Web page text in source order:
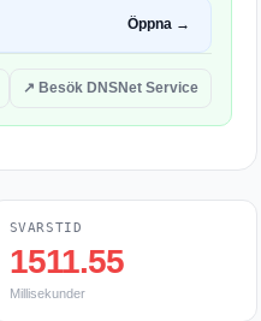
Öppna →
↗ Besök DNSNet Service
SVARSTID
1511.55
Millisekunder